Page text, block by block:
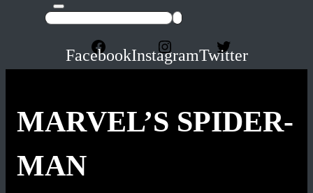
FacebookInstagramTwitter
MARVEL’S SPIDER-
MAN